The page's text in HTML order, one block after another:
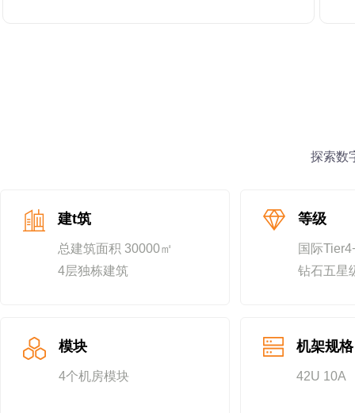
探索数
建t筑
总建筑面积 30000㎡
4层独栋建筑
等级
国际
钻石五星
模块
4个机房模块
机架规格
42U 10A